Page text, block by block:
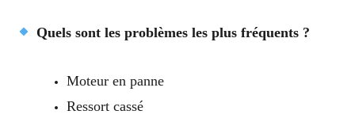
Quels sont les problèmes les plus fréquents ?
Moteur en panne
Ressort cassé